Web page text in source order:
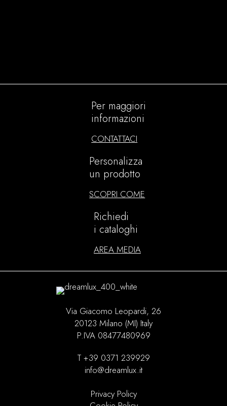
Per maggiori
informazioni
CONTATTACI
Personalizza
un prodotto
SCOPRI COME
Richiedi
i cataloghi
AREA MEDIA
Via Giacomo Leopardi, 26
20123 Milano (MI) Italy
P.IVA 08477480969
T +39 0371 239929
info@dreamlux.it
Privacy Policy